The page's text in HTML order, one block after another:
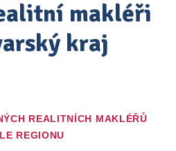
makléři
kraj
REALITNÍCH MAKLÉŘŮ
REGIONU